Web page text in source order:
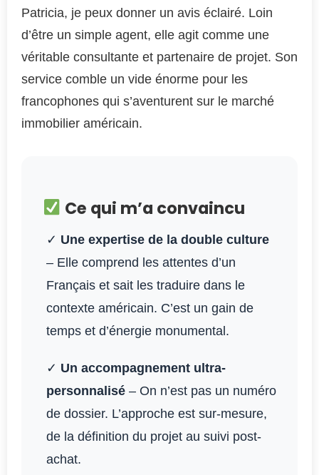
Patricia, je peux donner un avis éclairé. Loin
d’être un simple agent, elle agit comme une
véritable consultante et partenaire de projet. Son
service comble un vide énorme pour les
francophones qui s’aventurent sur le marché
immobilier américain.
Ce qui m’a convaincu
✓ Une expertise de la double culture
– Elle comprend les attentes d’un
Français et sait les traduire dans le
contexte américain. C’est un gain de
temps et d’énergie monumental.
✓ Un accompagnement ultra-
personnalisé – On n’est pas un numéro
de dossier. L’approche est sur-mesure,
de la définition du projet au suivi post-
achat.